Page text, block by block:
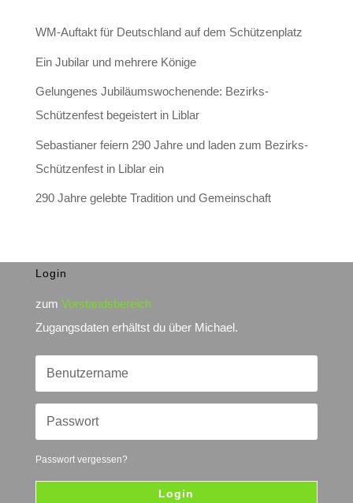
WM-Auftakt für Deutschland auf dem Schützenplatz
Ein Jubilar und mehrere Könige
Gelungenes Jubiläumswochenende: Bezirks-
Schützenfest begeistert in Liblar
Sebastianer feiern 290 Jahre und laden zum Bezirks-
Schützenfest in Liblar ein
290 Jahre gelebte Tradition und Gemeinschaft
Login
zum Vorstandsbereich
Zugangsdaten erhältst du über Michael.
Passwort vergessen?
Login